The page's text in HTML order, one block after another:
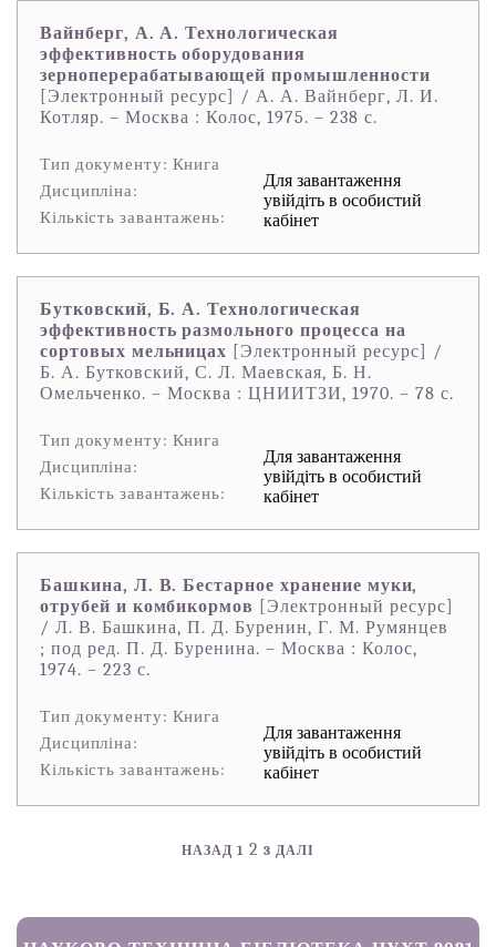
Вайнберг, А. А. Технологическая
эффективность оборудования
зерноперерабатывающей промышленности
[Электронный ресурс] / А. А. Вайнберг, Л. И.
Котляр. – Москва : Колос, 1975. – 238 с.
Тип документу: Книга
Дисципліна:
Кількість завантажень:
Для завантаження
увійдіть в особистий
кабінет
Бутковский, Б. А. Технологическая
эффективность размольного процесса на
сортовых мельницах [Электронный ресурс] /
Б. А. Бутковский, С. Л. Маевская, Б. Н.
Омельченко. – Москва : ЦНИИТЗИ, 1970. – 78 с.
Тип документу: Книга
Дисципліна:
Кількість завантажень:
Для завантаження
увійдіть в особистий
кабінет
Башкина, Л. В. Бестарное хранение муки,
отрубей и комбикормов [Электронный ресурс]
/ Л. В. Башкина, П. Д. Буренин, Г. М. Румянцев
; под ред. П. Д. Буренина. – Москва : Колос,
1974. – 223 с.
Тип документу: Книга
Дисципліна:
Кількість завантажень:
Для завантаження
увійдіть в особистий
кабінет
НАЗАД 1 2 3 ДАЛІ